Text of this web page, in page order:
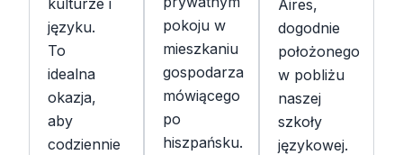
kulturze i
języku.
To
idealna
okazja,
aby
codziennie
pokoju w
mieszkaniu
gospodarza
mówiącego
po
hiszpańsku.
Aires,
dogodnie
położonego
w pobliżu
naszej
szkoły
językowej.